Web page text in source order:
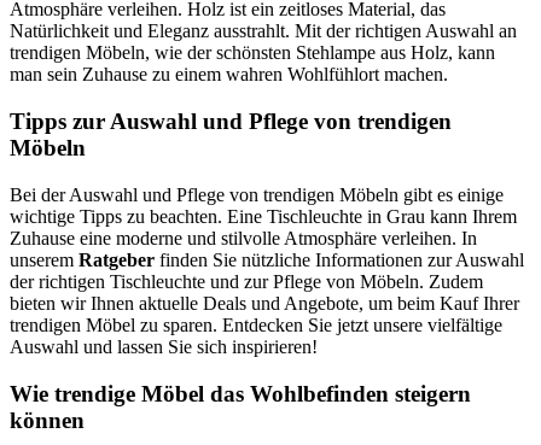
Atmosphäre verleihen. Holz ist ein zeitloses Material, das
Natürlichkeit und Eleganz ausstrahlt. Mit der richtigen Auswahl an
trendigen Möbeln, wie der schönsten Stehlampe aus Holz, kann
man sein Zuhause zu einem wahren Wohlfühlort machen.
Tipps zur Auswahl und Pflege von trendigen
Möbeln
Bei der Auswahl und Pflege von trendigen Möbeln gibt es einige
wichtige Tipps zu beachten. Eine Tischleuchte in Grau kann Ihrem
Zuhause eine moderne und stilvolle Atmosphäre verleihen. In
unserem Ratgeber finden Sie nützliche Informationen zur Auswahl
der richtigen Tischleuchte und zur Pflege von Möbeln. Zudem
bieten wir Ihnen aktuelle Deals und Angebote, um beim Kauf Ihrer
trendigen Möbel zu sparen. Entdecken Sie jetzt unsere vielfältige
Auswahl und lassen Sie sich inspirieren!
Wie trendige Möbel das Wohlbefinden steigern
können